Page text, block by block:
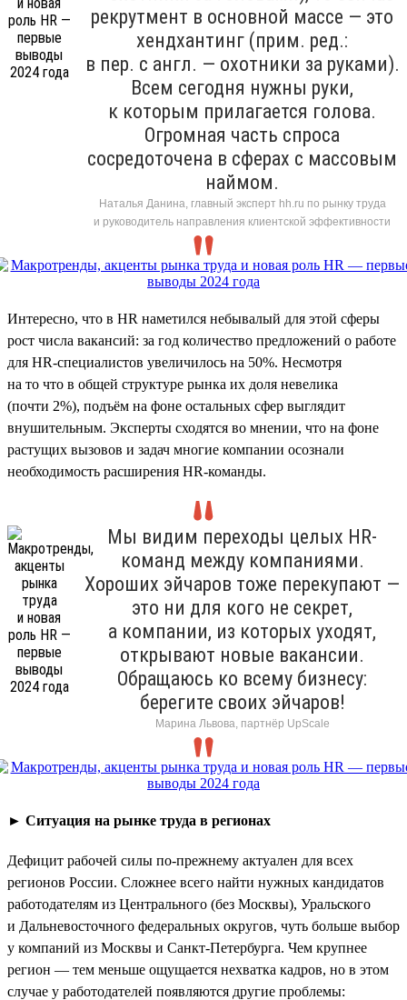
рекрутмент в основной массе — это
хендхантинг (прим. ред.:
в пер. с англ. — охотники за руками).
Всем сегодня нужны руки,
к которым прилагается голова.
Огромная часть спроса
сосредоточена в сферах с массовым
наймом.
Наталья Данина, главный эксперт hh.ru по рынку труда
и руководитель направления клиентской эффективности
Интересно, что в HR наметился небывалый для этой сферы
рост числа вакансий: за год количество предложений о работе
для HR-специалистов увеличилось на 50%. Несмотря
на то что в общей структуре рынка их доля невелика
(почти 2%), подъём на фоне остальных сфер выглядит
внушительным. Эксперты сходятся во мнении, что на фоне
растущих вызовов и задач многие компании осознали
необходимость расширения HR-команды.
Мы видим переходы целых HR-
команд между компаниями.
Хороших эйчаров тоже перекупают —
это ни для кого не секрет,
а компании, из которых уходят,
открывают новые вакансии.
Обращаюсь ко всему бизнесу:
берегите своих эйчаров!
Марина Львова, партнёр UpScale
► Ситуация на рынке труда в регионах
Дефицит рабочей силы по-прежнему актуален для всех
регионов России. Сложнее всего найти нужных кандидатов
работодателям из Центрального (без Москвы), Уральского
и Дальневосточного федеральных округов, чуть больше выбор
у компаний из Москвы и Санкт-Петербурга. Чем крупнее
регион — тем меньше ощущается нехватка кадров, но в этом
случае у работодателей появляются другие проблемы: